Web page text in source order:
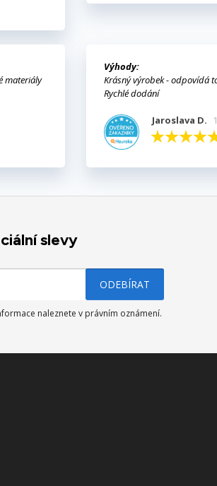
materiály
Výhody:
Krásný výrobek - odpovídá
Rychlé dodání
Jaroslava D.
slevy
naleznete v právním oznámení.